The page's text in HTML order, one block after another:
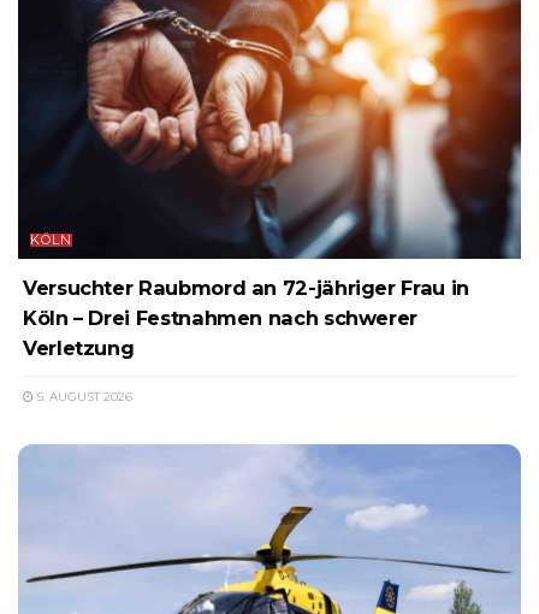
KÖLN
Versuchter Raubmord an 72-jähriger Frau in
Köln – Drei Festnahmen nach schwerer
Verletzung
5. AUGUST 2026